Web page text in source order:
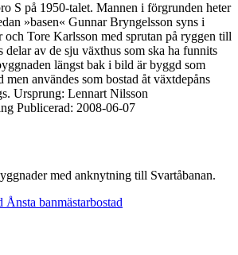
S på 1950-talet. Mannen i förgrunden heter
»basen« Gunnar Bryngelsson syns i
och Tore Karlsson med sprutan på ryggen till
delar av de sju växthus som ska ha funnits
längst bak i bild är byggd som
men användes som bostad åt växtdepåns
Ursprung: Lennart Nilsson
Publicerad: 2008-06-07
med anknytning till Svartåbanan.
Ånsta banmästarbostad